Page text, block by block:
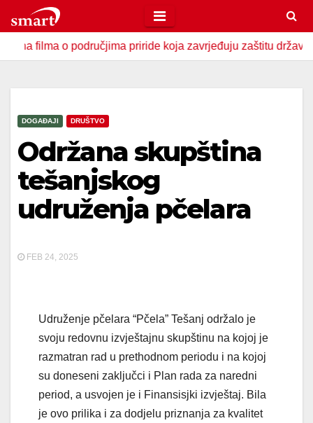
to
contento područjima priride koja zavrjeđuju zaštitu države U
DOGAĐAJI DRUŠTVO
Održana skupština
tešanjskog
udruženja pčelara
FEB 24, 2025
Udruženje pčelara “Pčela” Tešanj održalo je
svoju redovnu izvještajnu skupštinu na kojoj je
razmatran rad u prethodnom periodu i na kojoj
su doneseni zaključci i Plan rada za naredni
period, a usvojen je i Finansisjki izvještaj. Bila
je ovo prilika i za dodjelu priznanja za kvalitet